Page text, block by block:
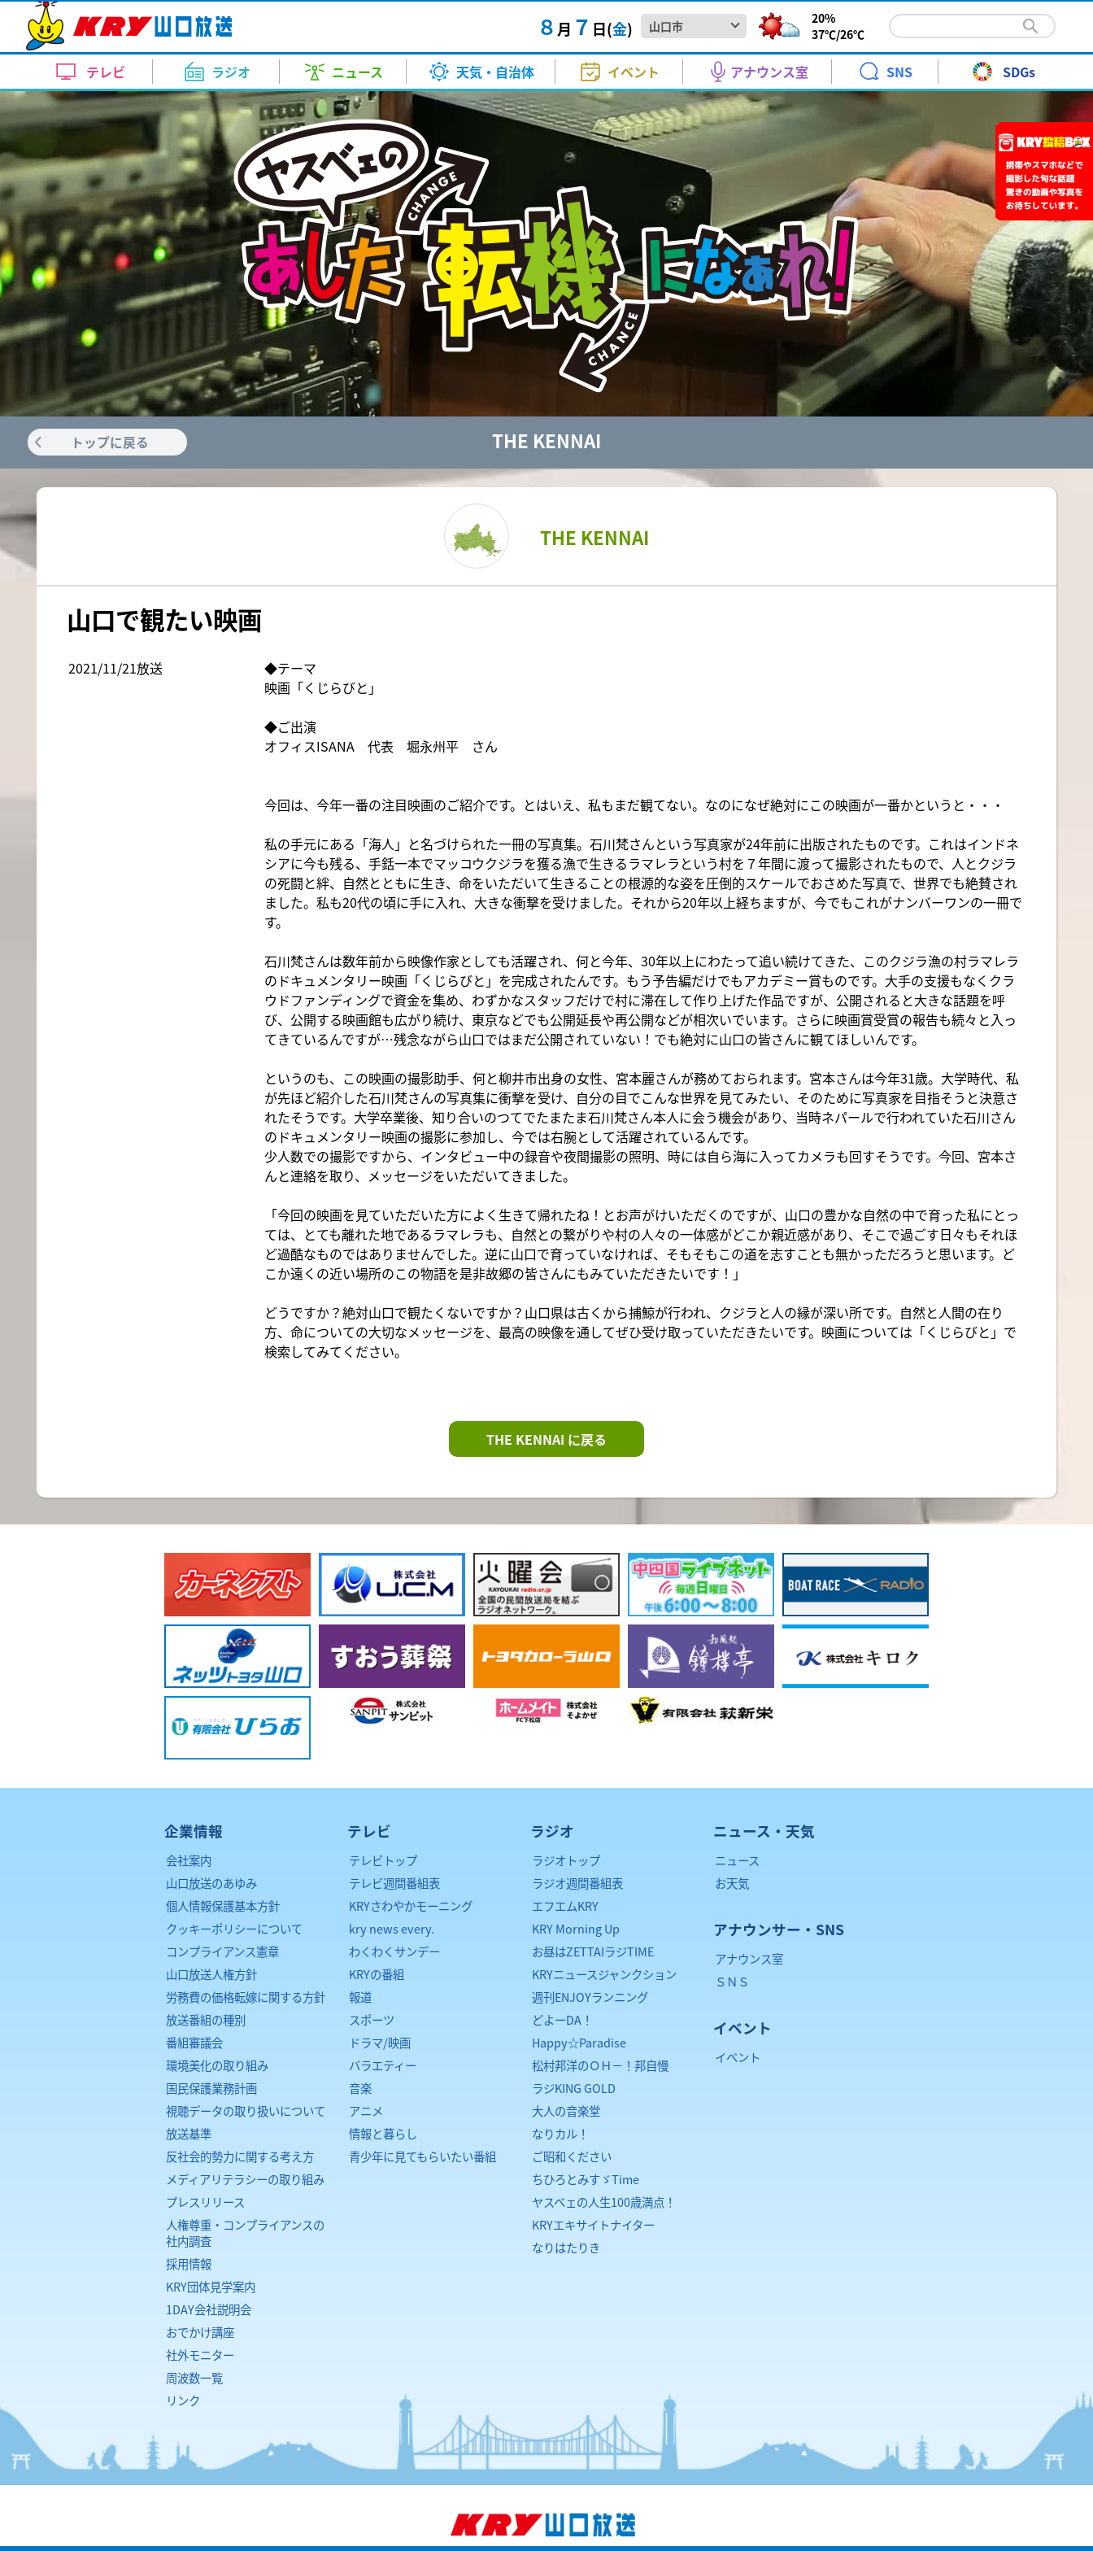
８ 月 ７ 日(金)
20%
37℃/26℃
テレビ
テレビトップ
報道 スポーツ ドラマ・映画 バラエティー アニメ
青少年に見てもらいたい番組
新番組ラインナップ
KRYイチオシ番組
KRYの番組
KRYさわやかモーニング
月～金
あさ5:20～6:54
らいふ
月～金
午後5:20頃～5:53（kry news every. 2
部内）
kry news every.
月～金
午後3:50～7:00
10keiちゃんねる
土曜日
よる10:54～11:00
わくわくサンデー
日曜日
あさ10:55～11:10
はつらつ山口っ子
日曜日
あさ10:55～11:10
元気創出！やまぐち
日曜日
あさ11:10～11:25
しものせき21
日曜日
午前11:50〜12:00
ちかくにいわくに
日曜日
午前10:55～11:10
ラジオ
ラジオトップ
KRY Morning Up
月～金 あさ 7:00～11:00
お昼はZETTAIラジTIME
月～金 正午～ごご4:00
KRYニュースジャンクション
月～金 夕方6:00～6:20
KRYエキサイトナイター
火～土曜日 ごご 6:20～9:00
週刊ENJOYランニング
土曜日 あさ 7:30～7:45
どよーDA！
土曜日 あさ 9:00～正午
Happy☆Paradise
土曜日 正午～1:00
松村邦洋のＯＨ－！邦自慢
土曜日 ごご3:00～3:30
月曜日 ごご7:00～7:30[再]
ラジKING GOLD
土曜日 ごご 4:00～4:55
大人の音楽堂～ういろう、ひねってみま
した～
土曜日 夕方 5:00～5:30
きょうも、この街で
毎週土曜日 ごご5:30～5:45
なりカル！
土曜日 ごご 10:00～11:00
ご昭和ください
日曜日 あさ11:30～12:00
ちひろとみすゞTime
日曜日 午前 10:30～11:00
日曜日 よる9：00～9：30
ニュース
ニューストップ
1万5000個の提灯が織りなす幻想的な世界 山口七夕ちょうちん
まつり 7日まで
山口市で昨夜、山口七夕ちょうちんまつりが開催されました。1
2026.8.7 11:51
創部２年目で初の全国大会へ！社会人硬式野球チーム三和テクノ
イノベーション
社会人硬式野球チーム三和テクノイノベーションが周南市長を表
敬...
2026.8.7 11:50
【山口天気 朝刊8/7】台風13号が沖縄に最接近へ 山口県は「立
秋」でも耐え難い蒸し暑さ・瀬戸内側で高波注意
台風13号が沖縄に接近中です。県内は、この台風の直接の影響
は...
2026.8.7 6:42
【地震】熊本で震度4の地震～山口県内でも震度2を観測 津波の
心配なし
気象庁によりますと午後7時49分ごろ、地震がありました。こ
の...
2026.8.6 20:00
山口県内の総合支援学校2校で就学奨励費を誤支給～対象家庭に
返還を依頼へ
山口県教育委員会は県内の総合支援学校2校で就学奨励費を誤っ
て...
2026.8.6 19:54
天気・自治体
天気・自治体トップ
ピンポイント天気 天気（きょう・あす） 気温（きょう・あす）
10日間天気
近隣のお天気
天気図
今の気温（アメダス）
レーダー 土砂災害警戒情報
警報・注意報
台風情報
洗濯情報 紫外線情報
紅葉情報
お肌乾燥情報
花粉情報 PM2.5予想
さくら情報
熱中症情報
イベント
イベントトップ
コンサート・舞台 スポーツ
イベント情報
コンサート・舞台
【要事前予約】24時間テレビ49 ①番組生放送②ミニコンサー
ト・トークショー観覧者募集
2026年8月30日 ①11：30～(生放送) ②13：30～(ミニコンサー
ト)
イベント
【要事前予約】24時間テレビ49 KRYアナウンサー体験教室 参加
者募集
2026年8月30日 ［1回目］11:30～［2回目］14:00～
山口放送開局７０周年記念「金曜ロードショーとジブリ展」
2026年7月18日(土)～10月12日(月)
山口放送開局70周年記念10keiちゃんねる 10FAM MEETING
2026
2026年10月3日(土)
2026年10月3日(土)
アナウンス室
アナウンス室トップ
内田 充咲 高橋 良
竹重 雅則
田中 泰平 中村 衣里 成田 弘毅
野口 緒美
畑中 里咲
渡辺 三千彦 秋山 幸輝 山本 昇治
青木 京子
新井 道子
榎本 まさひろ 北川 加寿美 小林 愛子
水津 香織
鈴木 久美
清家 律子 竹島 知江 原田 かおり
武藤 ひさこ
山根 由紀夫
山本 恭子 山本 博子
SNS SDGs
テレビトップ
KRYの番組 報道 スポーツ ドラマ・映画 バラエティー 音楽 アニメ 情報と暮らし
青少年に見てもらいたい番組
新番組ラインナップ
KRYイチオシ番組
KRYの番組
KRYさわやかモーニング
月～金
あさ5:20～6:54
らいふ
月～金
午後5:20頃～5:53（kry news every. 2
部内）
kry news every.
午後3:50～7:00
10keiちゃんねる
よる10:54～11:00
わくわくサンデー
日曜日
あさ10:55～11:10
はつらつ山口っ子
日曜日
あさ10:55～11:10
元気創出！やまぐち
あさ11:10～11:25
しものせき21
日曜日
午前11:50〜12:00
ちかくにいわくに
日曜日
午前10:55～11:10
ラジオトップ
KRY Morning Up
月～金 あさ 7:00～11:00
お昼はZETTAIラジTIME
月～金 正午～ごご4:00
KRYニュースジャンクション
月～金 夕方6:00～6:20
KRYエキサイトナイター
火～土曜日 ごご 6:20～9:00
週刊ENJOYランニング
土曜日 あさ 7:30～7:45
どよーDA！
土曜日 あさ 9:00～正午
Happy☆Paradise
土曜日 正午～1:00
松村邦洋のＯＨ－！邦自慢
月曜日 ごご7:00～7:30[再]
ラジKING GOLD
土曜日 ごご 4:00～4:55
大人の音楽堂～ういろう、ひねってみま
した～
土曜日 夕方 5:00～5:30
毎週土曜日 ごご5:30～5:45
なりカル！
土曜日 ごご 10:00～11:00
ご昭和ください
日曜日 あさ11:30～12:00
ちひろとみすゞTime
日曜日 午前 10:30～11:00
なりはたりき
日曜日 よる9：00～9：30
ニューストップ
1万5000個の提灯が織りなす幻想的な世界 山口七夕ちょうちん
まつり 7日まで
山口市で昨夜、山口七夕ちょうちんまつりが開催されました。1
万...
2026.8.7 11:51
創部２年目で初の全国大会へ！社会人硬式野球チーム三和テクノ
イノベーション
社会人硬式野球チーム三和テクノイノベーションが周南市長を表
敬...
2026.8.7 11:50
【山口天気 朝刊8/7】台風13号が沖縄に最接近へ 山口県は「立
秋」でも耐え難い蒸し暑さ・瀬戸内側で高波注意
台風13号が沖縄に接近中です。県内は、この台風の直接の影響
は...
2026.8.7 6:42
【地震】熊本で震度4の地震～山口県内でも震度2を観測 津波の
心配なし
気象庁によりますと午後7時49分ごろ、地震がありました。こ
の...
2026.8.6 20:00
山口県内の総合支援学校2校で就学奨励費を誤支給～対象家庭に
返還を依頼へ
山口県教育委員会は県内の総合支援学校2校で就学奨励費を誤っ
2026.8.6 19:54
天気・自治体トップ
ピンポイント天気 天気（きょう・あす） 気温（きょう・あす）
時系列予報
10日間天気
近隣のお天気 衛星画像
天気図
今の気温（アメダス）
レーダー 土砂災害警戒情報
台風情報
洗濯情報 紫外線情報
お肌乾燥情報
花粉情報 PM2.5予想
さくら情報
熱中症情報
イベントトップ
イベント コンサート・舞台 美術展 スポーツ 試写会 その他
イベント情報
コンサート・舞台
【要事前予約】24時間テレビ49 ①番組生放送②ミニコンサー
ト・トークショー観覧者募集
2026年8月30日 ①11：30～(生放送) ②13：30～(ミニコンサー
イベント
【要事前予約】24時間テレビ49 KRYアナウンサー体験教室 参加
者募集
2026年8月30日 ［1回目］11:30～［2回目］14:00～
美術展
山口放送開局７０周年記念「金曜ロードショーとジブリ展」
2026年7月18日(土)～10月12日(月)
イベント
山口放送開局70周年記念10keiちゃんねる 10FAM MEETING
2026
2026年10月3日(土)
KRY DANCE EVOLUTION 2026
2026年10月3日(土)
アナウンス室トップ
上田 奈央 内田 充咲 河野 康子 高橋 良
高橋 裕
竹重 雅則
田中 泰平 中村 衣里 成田 弘毅
野口 緒美
畑中 里咲
渡辺 三千彦 秋山 幸輝 山本 昇治
新井 道子
榎本 まさひろ 北川 加寿美
水津 香織
鈴木 久美
清家 律子 竹島 知江 原田 かおり
武藤 ひさこ
山根 由紀夫
山本 恭子 山本 博子
トップに戻る THE KENNAI
THE KENNAI
山口で観たい映画
2021/11/21放送
◆テーマ
映画「くじらびと」
◆ご出演
オフィスISANA 代表 堀永州平 さん
今回は、今年一番の注目映画のご紹介です。とはいえ、私もまだ観てない。なのになぜ絶対にこの映画が一番かというと・・・
私の手元にある「海人」と名づけられた一冊の写真集。石川梵さんという写真家が24年前に出版されたものです。これはインドネ
シアに今も残る、手銛一本でマッコウクジラを獲る漁で生きるラマレラという村を７年間に渡って撮影されたもので、人とクジラ
の死闘と絆、自然とともに生き、命をいただいて生きることの根源的な姿を圧倒的スケールでおさめた写真で、世界でも絶賛され
ました。私も20代の頃に手に入れ、大きな衝撃を受けました。それから20年以上経ちますが、今でもこれがナンバーワンの一冊で
す。
石川梵さんは数年前から映像作家としても活躍され、何と今年、30年以上にわたって追い続けてきた、このクジラ漁の村ラマレラ
のドキュメンタリー映画「くじらびと」を完成されたんです。もう予告編だけでもアカデミー賞ものです。大手の支援もなくクラ
ウドファンディングで資金を集め、わずかなスタッフだけで村に滞在して作り上げた作品ですが、公開されると大きな話題を呼
び、公開する映画館も広がり続け、東京などでも公開延長や再公開などが相次いでいます。さらに映画賞受賞の報告も続々と入っ
てきているんですが…残念ながら山口ではまだ公開されていない！でも絶対に山口の皆さんに観てほしいんです。
というのも、この映画の撮影助手、何と柳井市出身の女性、宮本麗さんが務めておられます。宮本さんは今年31歳。大学時代、私
が先ほど紹介した石川梵さんの写真集に衝撃を受け、自分の目でこんな世界を見てみたい、そのために写真家を目指そうと決意さ
れたそうです。大学卒業後、知り合いのつてでたまたま石川梵さん本人に会う機会があり、当時ネパールで行われていた石川さん
のドキュメンタリー映画の撮影に参加し、今では右腕として活躍されているんです。
少人数での撮影ですから、インタビュー中の録音や夜間撮影の照明、時には自ら海に入ってカメラも回すそうです。今回、宮本さ
んと連絡を取り、メッセージをいただいてきました。
「今回の映画を見ていただいた方によく生きて帰れたね！とお声がけいただくのですが、山口の豊かな自然の中で育った私にとっ
ては、とても離れた地であるラマレラも、自然との繋がりや村の人々の一体感がどこか親近感があり、そこで過ごす日々もそれほ
ど過酷なものではありませんでした。逆に山口で育っていなければ、そもそもこの道を志すことも無かっただろうと思います。ど
こか遠くの近い場所のこの物語を是非故郷の皆さんにもみていただきたいです！」
どうですか？絶対山口で観たくないですか？山口県は古くから捕鯨が行われ、クジラと人の縁が深い所です。自然と人間の在り
方、命についての大切なメッセージを、最高の映像を通してぜひ受け取っていただきたいです。映画については「くじらびと」で
検索してみてください。
THE KENNAI に戻る
企業情報
会社案内
山口放送のあゆみ
個人情報保護基本方針
クッキーポリシーについて
コンプライアンス憲章
山口放送人権方針
労務費の価格転嫁に関する方針
放送番組の種別
番組審議会
環境美化の取り組み
国民保護業務計画
視聴データの取り扱いについて
放送基準
反社会的勢力に関する考え方
メディアリテラシーの取り組み
プレスリリース
人権尊重・コンプライアンスの
社内調査
採用情報
KRY団体見学案内
1DAY会社説明会
おでかけ講座
社外モニター
周波数一覧
リンク
テレビ
テレビトップ
テレビ週間番組表
KRYさわやかモーニング
kry news every.
わくわくサンデー
KRYの番組
報道
スポーツ
ドラマ/映画
バラエティー
音楽
アニメ
情報と暮らし
青少年に見てもらいたい番組
ラジオ
ラジオトップ
ラジオ週間番組表
エフエムKRY
KRY Morning Up
お昼はZETTAIラジTIME
KRYニュースジャンクション
週刊ENJOYランニング
どよーDA！
Happy☆Paradise
松村邦洋のＯＨ－！邦自慢
ラジKING GOLD
大人の音楽堂
なりカル！
ご昭和ください
ちひろとみすゞTime
ヤスベェの人生100歳満点！
KRYエキサイトナイター
なりはたりき
ニュース・天気
ニュース
お天気
アナウンサー・SNS
アナウンス室
ＳＮＳ
イベント
イベント